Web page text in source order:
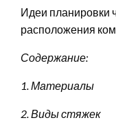
Идеи планировки
расположения
Содержание:
1. Материалы
2. Виды стяжек